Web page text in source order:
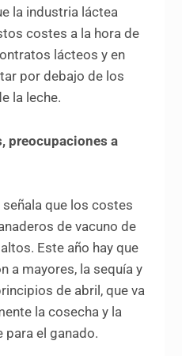
la industria láctea
costes a la hora de
lácteos y en
por debajo de los
la leche.
preocupaciones a
que los costes
de vacuno de
Este año hay que
a mayores, la sequía y
de abril, que va
la cosecha y la
el ganado.